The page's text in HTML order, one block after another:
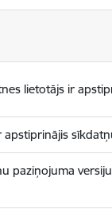
lietotājs ir
apstiprinājis
paziņojuma